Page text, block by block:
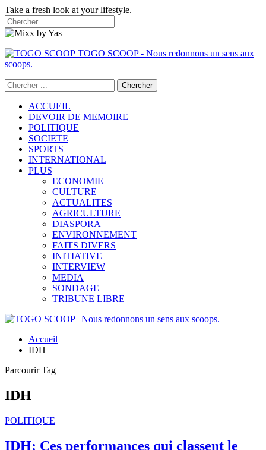
Take a fresh look at your lifestyle.
TOGO SCOOP - Nous redonnons un sens aux
scoops.
ACCUEIL
DEVOIR DE MEMOIRE
POLITIQUE
SOCIETE
SPORTS
INTERNATIONAL
PLUS
ECONOMIE
CULTURE
ACTUALITES
AGRICULTURE
DIASPORA
ENVIRONNEMENT
FAITS DIVERS
INITIATIVE
INTERVIEW
MEDIA
SONDAGE
TRIBUNE LIBRE
Accueil
IDH
Parcourir Tag
IDH
POLITIQUE
IDH: Ces performances qui classent le